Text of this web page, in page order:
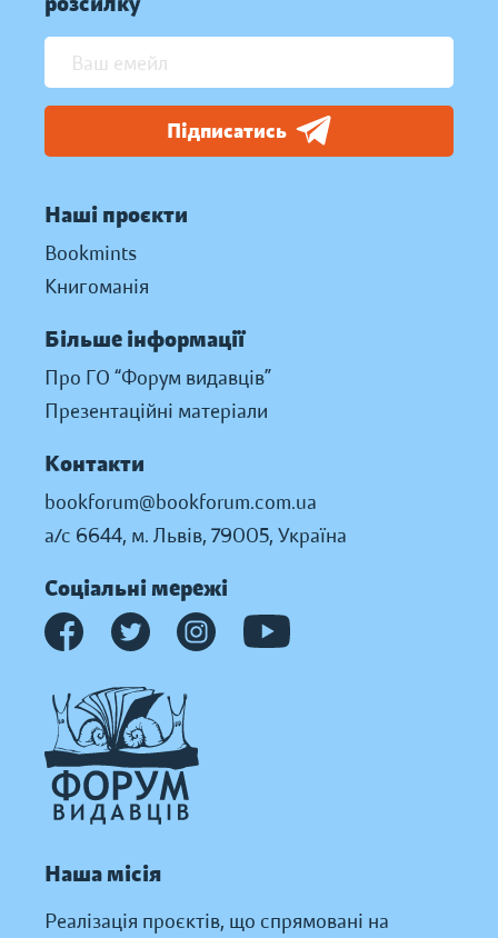
Підписатись
Наші проєкти
Bookmints
Книгоманія
Більше інформації
Про ГО “Форум видавців”
Презентаційні матеріали
Контакти
bookforum@bookforum.com.ua
а/с 6644, м. Львів, 79005, Україна
Соціальні мережі
Наша місія
Реалізація проєктів, що спрямовані на